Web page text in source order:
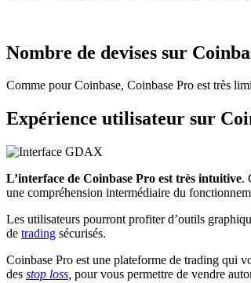
Nombre de devises sur
Comme pour Coinbase, Coinbase Pro est très
Expérience utilisateur sur
L’interface de Coinbase Pro est très intuitive.
une compréhension intermédiaire du
Les utilisateurs pourront profiter d’outils
de trading sécurisés.
Coinbase Pro est une plateforme de trading qui
des stop loss pour vous permettre de vendre